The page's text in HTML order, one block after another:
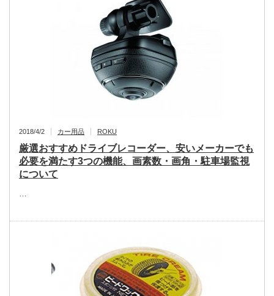
2018/4/2 カー用品 ROKU
厳選おすすめドライブレコーダー、安いメーカーでも
必要を満たす3つの機能、画素数・画角・駐車場監視
について